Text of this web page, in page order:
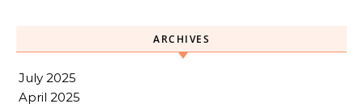
ARCHIVES
July 2025
April 2025